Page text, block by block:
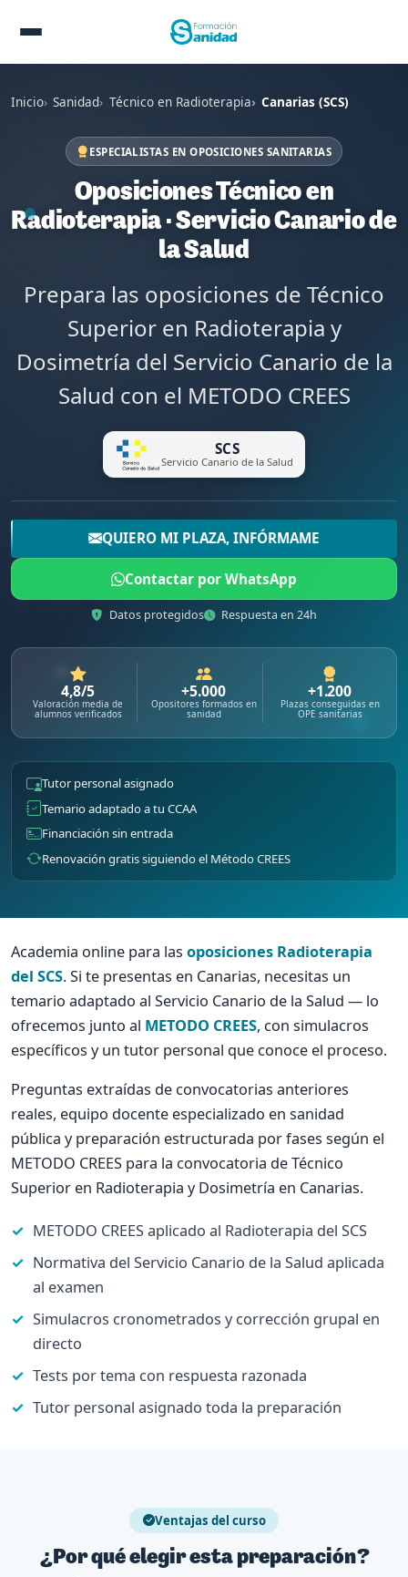
Inicio Sanidad Técnico en Radioterapia Canarias (SCS)
ESPECIALISTAS EN OPOSICIONES SANITARIAS
Oposiciones Técnico en
Radioterapia · Servicio Canario de
la Salud
Prepara las oposiciones de Técnico
Superior en Radioterapia y
Dosimetría del Servicio Canario de la
Salud con el METODO CREES
SCS
Servicio Canario de la Salud
QUIERO MI PLAZA, INFÓRMAME
Contactar por WhatsApp
Datos protegidos Respuesta en 24h
4,8/5
Valoración media de
alumnos verificados
+5.000
Opositores formados en
sanidad
+1.200
Plazas conseguidas en
OPE sanitarias
Tutor personal asignado
Temario adaptado a tu CCAA
Financiación sin entrada
Renovación gratis siguiendo el Método CREES
Academia online para las oposiciones Radioterapia
del SCS. Si te presentas en Canarias, necesitas un
temario adaptado al Servicio Canario de la Salud — lo
ofrecemos junto al METODO CREES, con simulacros
específicos y un tutor personal que conoce el proceso.
Preguntas extraídas de convocatorias anteriores
reales, equipo docente especializado en sanidad
pública y preparación estructurada por fases según el
METODO CREES para la convocatoria de Técnico
Superior en Radioterapia y Dosimetría en Canarias.
METODO CREES aplicado al Radioterapia del SCS
Normativa del Servicio Canario de la Salud aplicada
al examen
Simulacros cronometrados y corrección grupal en
directo
Tests por tema con respuesta razonada
Tutor personal asignado toda la preparación
Ventajas del curso
¿Por qué elegir esta preparación?